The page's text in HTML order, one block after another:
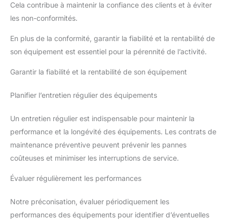
Cela contribue à maintenir la confiance des clients et à éviter
les non-conformités.
En plus de la conformité, garantir la fiabilité et la rentabilité de
son équipement est essentiel pour la pérennité de l’activité.
Garantir la fiabilité et la rentabilité de son équipement
Planifier l’entretien régulier des équipements
Un entretien régulier est indispensable pour maintenir la
performance et la longévité des équipements. Les contrats de
maintenance préventive peuvent prévenir les pannes
coûteuses et minimiser les interruptions de service.
Évaluer régulièrement les performances
Notre préconisation, évaluer périodiquement les
performances des équipements pour identifier d’éventuelles